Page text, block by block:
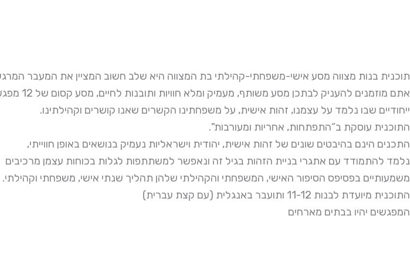
תוכנית בנות מצווה מסע אישי-משפחתי-קהילתי בת המצווה היא שלב חשוב המציין את המעבר
אתם מוזמנים להעניק לבתכן מסע משותף, מעמיק ומלא חוויות ותובנות לחיים, מסע קסום של 12 מפגשים
.ייחודיים שבו נלמד על עצמנו, זהות אישית, על משפחתינו הקשרים שאנו קושרים וקהילתינו
."התוכנית עוסקת ב“התפתחות, אחריות ומעורבות
,התכנים הינם בהיבטים שונים של זהות אישית, יהודית וישראליות נעמיק בנושאים באופן חווייתי
נלמד להתמודד עם אתגרי בניית הזהות בגיל זה ונאפשר למשתתפות לגלות בכוחות עצמן מרכיבים
.משמעותיים בפסיפס הסיפור האישי, המשפחתי והקהילתי שלהן תהליך שנתי אישי, משפחתי וקהילתי
התוכנית מיועדת לבנות 11-12 ותועבר באנגלית (עם קצת עברית)
המפגשים יהיו בבתים מארחים